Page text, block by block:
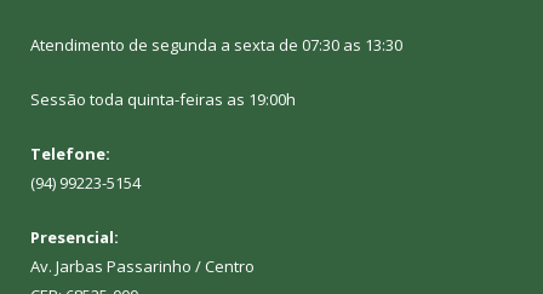
Atendimento de segunda a sexta de 07:30 as 13:30
Sessão toda quinta-feiras as 19:00h
Telefone:
(94) 99223-5154
Presencial:
Av. Jarbas Passarinho / Centro